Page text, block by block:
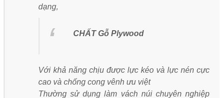
dạng,
CHẤT Gỗ Plywood
Với khả năng chịu được lực kéo và lực nén cực
cao và chống cong vênh ưu việt
Thường sử dụng làm vách núi chuyên nghiệp